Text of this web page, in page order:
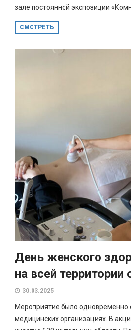
зале постоянной экспозиции
СМОТРЕТЬ
День женского
на всей территории
30.03.2025
Мероприятие было одновременно
медицинских организациях. В